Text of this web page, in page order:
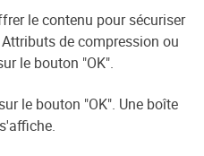
le contenu pour sécuriser
de compression ou
le bouton "OK".
le bouton "OK". Une boîte